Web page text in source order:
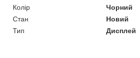
Колір
Чорний
Стан
Новий
Тип
Дисплей